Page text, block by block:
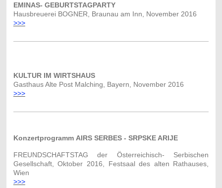
EMINAS- GEBURTSTAGPARTY
Hausbreuerei BOGNER, Braunau am Inn, November 2016
>>>
KULTUR IM WIRTSHAUS
Gasthaus Alte Post Malching, Bayern, November 2016
>>>
Konzertprogramm AIRS SERBES - SRPSKE ARIJE
FREUNDSCHAFTSTAG der Österreichisch- Serbischen
Gesellschaft, Oktober 2016,
Festsaal des alten Rathauses,
Wien
>>>